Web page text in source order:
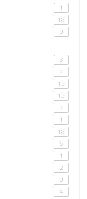
1
18
9
8
7
15
15
7
1
18
6
1
2
9
4